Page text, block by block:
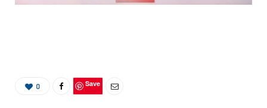
0 Save